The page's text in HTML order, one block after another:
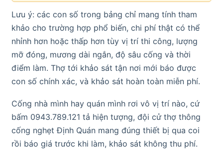
Lưu ý: các con số trong bảng chỉ mang tính tham
khảo cho trường hợp phổ biến, chi phí thật có thể
nhỉnh hơn hoặc thấp hơn tùy vị trí thi công, lượng
mỡ đóng, mương dài ngắn, độ sâu cống và thời
điểm làm. Thợ tới khảo sát tận nơi mới báo được
con số chính xác, và khảo sát hoàn toàn miễn phí.
Cống nhà mình hay quán mình rơi vô vị trí nào, cứ
bấm 0943.789.121 tả hiện tượng, đội cử thợ thông
cống nghẹt Định Quán mang đúng thiết bị qua coi
rồi báo giá trước khi làm, khảo sát không thu phí.